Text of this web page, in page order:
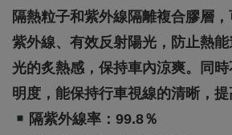
隔熱粒子和紫外線隔離複合膠層
紫外線、有效反射陽光，防止熱
光的炙熱感，保持車內涼爽。同
明度，能保持行車視線的清晰，提
隔紫外線率：99.8％